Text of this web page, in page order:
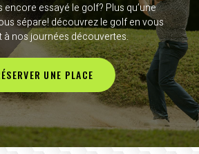
encore essayé le golf? Plus qu’une
sépare! découvrez le golf en vous
à nos journées découvertes.
UNE PLACE